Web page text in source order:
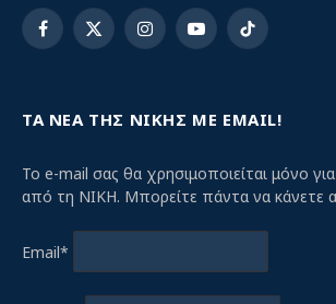
Facebook
X
InstagramYouTubeTikTok
ΤΑ ΝΕΑ ΤΗΣ ΝΙΚΗΣ ΜΕ EMAIL!
Το e-mail σας θα χρησιμοποιείται μόνο
από τη ΝΙΚΗ. Μπορείτε πάντα να κάνετε
Email*